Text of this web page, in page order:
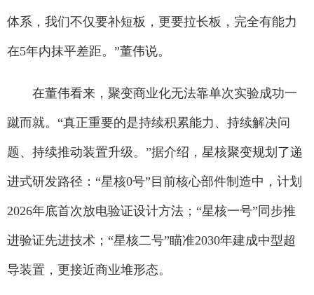
体系，我们不仅要补短板，更要拉长板，完全有能力
在5年内抹平差距。”董伟说。
在董伟看来，聚变商业化无法靠单次实验成功一
蹴而就。“真正重要的是持续积累能力、持续解决问
题、持续推动装置升级。”据介绍，星核聚变规划了递
进式研发路径：“星核0号”目前核心部件制造中，计划
2026年底首次放电验证设计方法；“星核一号”同步推
进验证先进技术；“星核二号”瞄准2030年建成中型超
导装置，更接近商业堆形态。